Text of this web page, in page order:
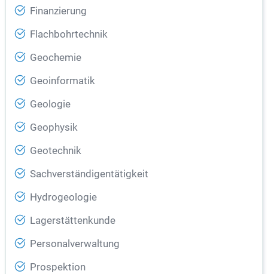
Finanzierung
Flachbohrtechnik
Geochemie
Geoinformatik
Geologie
Geophysik
Geotechnik
Sachverständigentätigkeit
Hydrogeologie
Lagerstättenkunde
Personalverwaltung
Prospektion